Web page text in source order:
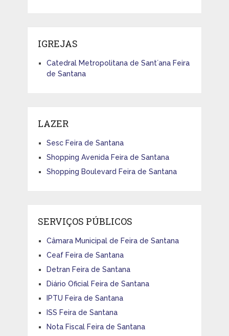
IGREJAS
Catedral Metropolitana de Sant´ana Feira
de Santana
LAZER
Sesc Feira de Santana
Shopping Avenida Feira de Santana
Shopping Boulevard Feira de Santana
SERVIÇOS PÚBLICOS
Câmara Municipal de Feira de Santana
Ceaf Feira de Santana
Detran Feira de Santana
Diário Oficial Feira de Santana
IPTU Feira de Santana
ISS Feira de Santana
Nota Fiscal Feira de Santana